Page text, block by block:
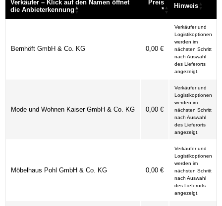
Verkäufer – Klick auf den Namen öffnet
die Anbieterkennung
Preis
*
Hinweis
Bernhöft GmbH & Co. KG 0,00 €
Verkäufer und
Logistikoptionen
werden im
nächsten Schritt
nach Auswahl
des Lieferorts
angezeigt.
Mode und Wohnen Kaiser GmbH & Co. KG 0,00 €
Verkäufer und
Logistikoptionen
werden im
nächsten Schritt
nach Auswahl
des Lieferorts
angezeigt.
Möbelhaus Pohl GmbH & Co. KG 0,00 €
Verkäufer und
Logistikoptionen
werden im
nächsten Schritt
nach Auswahl
des Lieferorts
angezeigt.